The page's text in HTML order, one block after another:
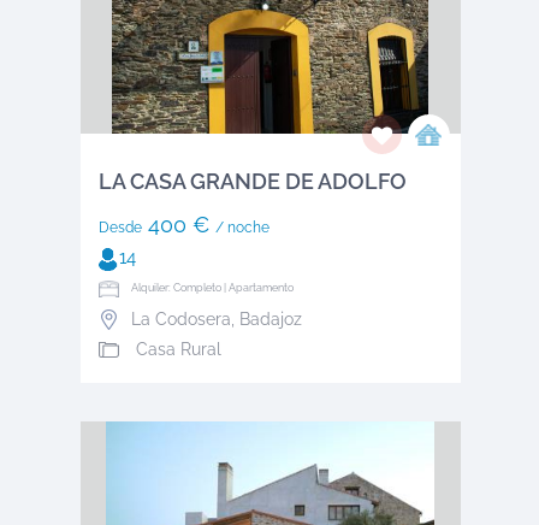
LA CASA GRANDE DE ADOLFO
Desde400 € / noche
14
Alquiler: Completo | Apartamento
La Codosera Badajoz
Casa Rural